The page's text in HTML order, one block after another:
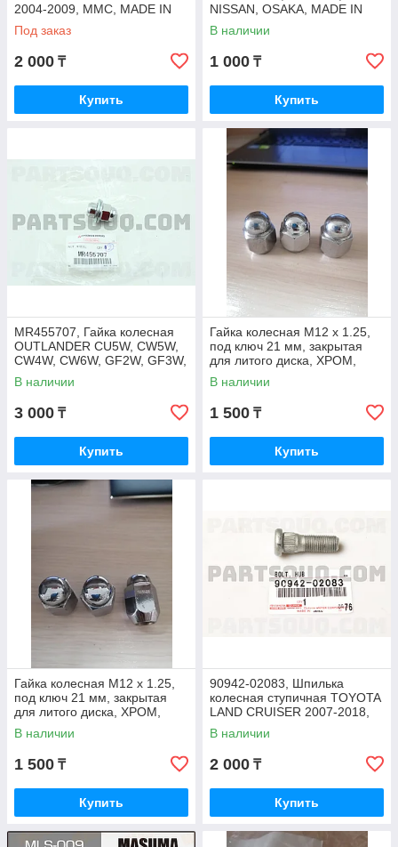
2004-2009, MMC, MADE IN
JAPAN, шаг резьбы 1.5,
12х41
Под заказ
2 000 ₸
Купить
NISSAN, OSAKA, MADE IN
JAPAN
В наличии
1 000 ₸
Купить
MR455707, Гайка колесная
OUTLANDER CU5W, CW5W,
CW4W, CW6W, GF2W, GF3W,
JAPAN
В наличии
3 000 ₸
Купить
Гайка колесная М12 х 1.25,
под ключ 21 мм, закрытая
для литого диска, ХРОМ,
короткая
В наличии
1 500 ₸
Купить
Гайка колесная М12 х 1.25,
под ключ 21 мм, закрытая
для литого диска, ХРОМ,
34mm
В наличии
1 500 ₸
Купить
90942-02083, Шпилька
колесная ступичная TOYOTA
LAND CRUISER 2007-2018,
HIACE 2019-2022JAPAN,
M14*1.5
В наличии
2 000 ₸
Купить